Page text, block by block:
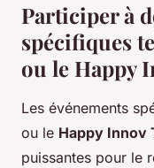
Participer à
spécifiques
ou le Happy
Les événements
ou le Happy Innov
puissantes pour le